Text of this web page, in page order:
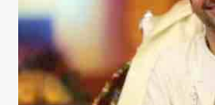
3
Team JHJ